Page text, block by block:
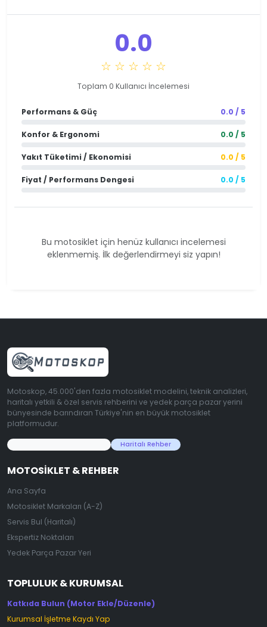
0.0
☆ ☆ ☆ ☆ ☆
Toplam 0 Kullanıcı İncelemesi
Performans & Güç 0.0 / 5
Konfor & Ergonomi 0.0 / 5
Yakıt Tüketimi / Ekonomisi 0.0 / 5
Fiyat / Performans Dengesi 0.0 / 5
Bu motosiklet için henüz kullanıcı incelemesi
eklenmemiş. İlk değerlendirmeyi siz yapın!
Motoskop, 45.000'den fazla motosiklet modelini, teknik analizleri,
haritalı yetkili & özel servis rehberini ve yedek parça pazar yerini
bünyesinde barındıran Türkiye'nin en büyük motosiklet
platformudur.
Haritalı Rehber
MOTOSIKLET & REHBER
Ana Sayfa
Motosiklet Markaları (A-Z)
Servis Bul (Haritalı)
Ekspertiz Noktaları
Yedek Parça Pazar Yeri
TOPLULUK & KURUMSAL
Katkıda Bulun (Motor Ekle/Düzenle)
Kurumsal İşletme Kaydı Yap